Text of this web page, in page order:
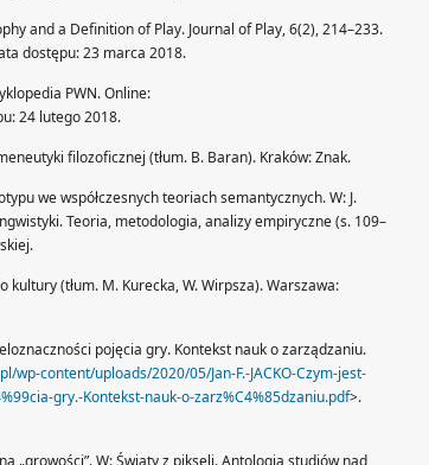
and a Definition of Play. Journal of Play, 6(2), 214–233.
dostępu: 23 marca 2018.
PWN. Online:
24 lutego 2018.
filozoficznej (tłum. B. Baran). Kraków: Znak.
we współczesnych teoriach semantycznych. W: J.
Teoria, metodologia, analizy empiryczne (s. 109–
kultury (tłum. M. Kurecka, W. Wirpsza). Warszawa:
pojęcia gry. Kontekst nauk o zarządzaniu.
wp-content/uploads/2020/05/Jan-F.-JACKO-Czym-jest-
gry.-Kontekst-nauk-o-zarz%C4%85dzaniu.pdf>.
„growości”. W: Światy z pikseli. Antologia studiów nad